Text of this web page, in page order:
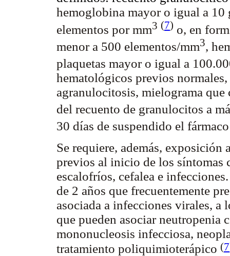
hemoglobina mayor o igual a
elementos por mm3 (7) o, en
menor a 500 elementos/mm3,
plaquetas mayor o igual a
hematológicos previos
agranulocitosis, mielograma
del recuento de granulocitos a
30 días de suspendido el
Se requiere, además, exposición
previos al inicio de los síntomas
escalofríos, cefalea e
de 2 años que frecuentemente
asociada a infecciones virales, a
que pueden asociar neutropenia
mononucleosis infecciosa,
tratamiento poliquimioterápico (7